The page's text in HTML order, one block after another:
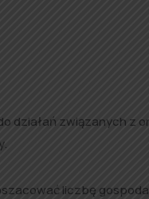
działań związanych z
liczbę